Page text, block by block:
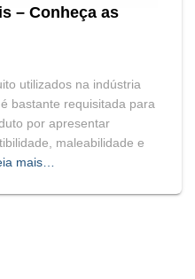
– Conheça as
utilizados na indústria
bastante requisitada para
por apresentar
maleabilidade e
mais…